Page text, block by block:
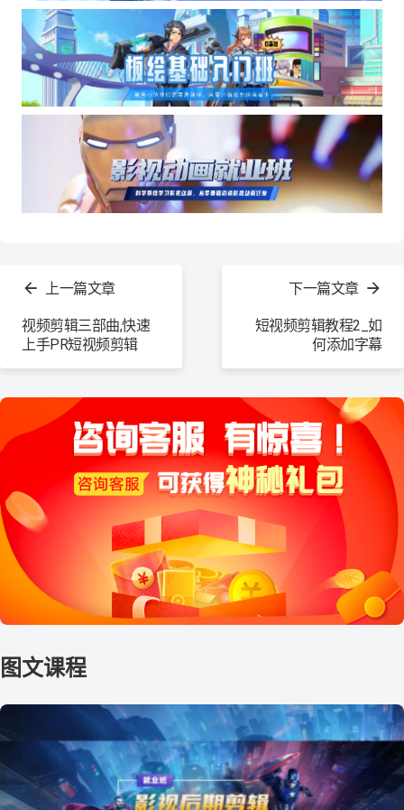
上一篇文章
视频剪辑三部曲,快速
上手PR短视频剪辑
下一篇文章
短视频剪辑教程2_如
何添加字幕